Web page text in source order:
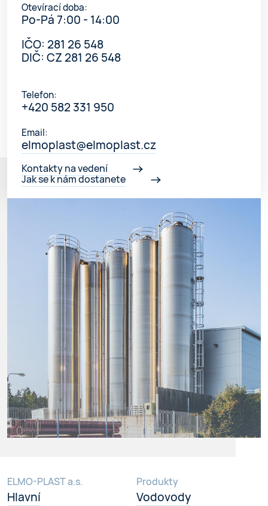
Otevírací doba:
Po-Pá 7:00 - 14:00
IČO: 281 26 548
DIČ: CZ 281 26 548
Telefon:
+420 582 331 950
Email:
elmoplast@elmoplast.cz
Kontakty na vedení
Jak se k nám dostanete
ELMO-PLAST a.s.
Hlavní
Produkty
Vodovody